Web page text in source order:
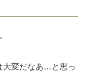
大変だなあ…と思っ